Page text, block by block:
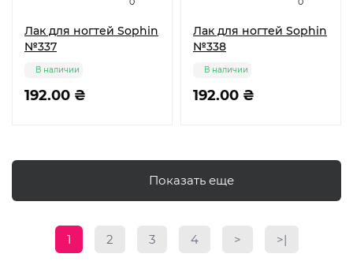
Лак для ногтей Sophin
№337
192.00 ₴
В наличии
Лак для ногтей Sophin
№338
192.00 ₴
В наличии
Показать еще
1 2 3 4 > >|